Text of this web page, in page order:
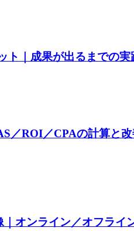
ト｜成果が出るまでの実
／ROI／CPAの計算と
オンライン／オフライ